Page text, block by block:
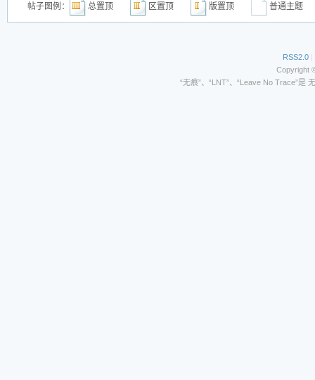
帖子图例： 总置顶 区置顶 版置顶 普通主
RSS2.0 |
Copyright
“无痕”、“LNT”、“Leave No Trace”是